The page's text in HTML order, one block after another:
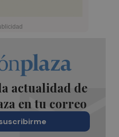
actualidad de
en tu correo